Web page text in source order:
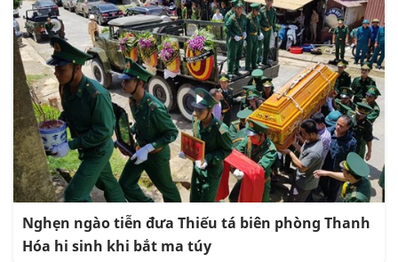
Nghẹn ngào tiễn đưa Thiếu tá biên phòng Thanh
Hóa hi sinh khi bắt ma túy